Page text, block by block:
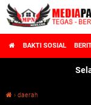
BAKTI SOSIAL
Selamat
› daerah